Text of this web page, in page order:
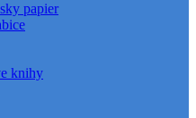
papier
knihy